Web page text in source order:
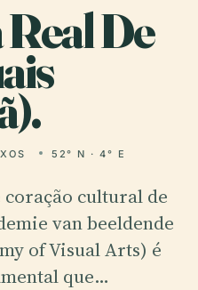
De
52° N · 4° E
cultural de
van beeldende
of Visual Arts) é
que…